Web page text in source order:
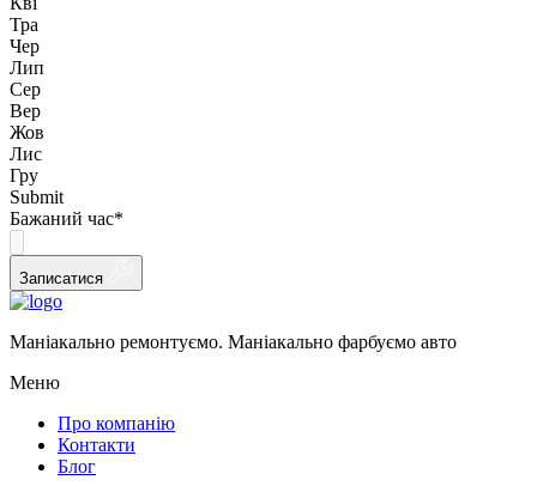
Тра
Чер
Лип
Сер
Вер
Жов
Лис
Гру
Submit
Бажаний час*
Записатися
Маніакально ремонтуємо. Маніакально фарбуємо авто
Меню
Про компанію
Контакти
Блог